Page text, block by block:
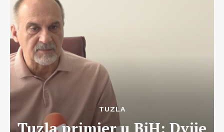
TUZLA
Tuzla primjer u BiH: Dvije